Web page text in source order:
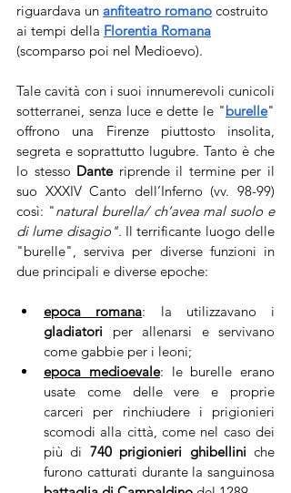
riguardava un anfiteatro romano costruito
ai tempi della Florentia Romana
(scomparso poi nel Medioevo).
Tale cavità con i suoi innumerevoli cunicoli
sotterranei, senza luce e dette le "burelle"
offrono una Firenze piuttosto insolita,
segreta e soprattutto lugubre. Tanto è che
lo stesso Dante riprende il termine per il
suo XXXIV Canto dell’Inferno (vv. 98-99)
così: "natural burella/ ch’avea mal suolo e
di lume disagio". Il terrificante luogo delle
"burelle", serviva per diverse funzioni in
due principali e diverse epoche:
epoca romana
gladiatori per allenarsi e servivano
come gabbie per i leoni;
epoca medioevale: le burelle erano
usate come delle vere e proprie
carceri per rinchiudere i prigionieri
scomodi alla città, come nel caso dei
più di 740 prigionieri ghibellini che